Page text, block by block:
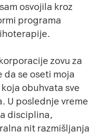
osvojila kroz
programa
zovu za
da se oseti moja
obuhvata sve
U poslednje vreme
disciplina,
nit razmišljanja